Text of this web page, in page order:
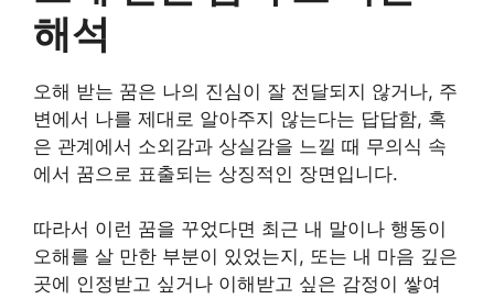
해석
오해 받는 꿈은 나의 진심이 잘 전달되지 않거나, 주
변에서 나를 제대로 알아주지 않는다는 답답함, 혹
은 관계에서 소외감과 상실감을 느낄 때 무의식 속
에서 꿈으로 표출되는 상징적인 장면입니다.
따라서 이런 꿈을 꾸었다면 최근 내 말이나 행동이
오해를 살 만한 부분이 있었는지, 또는 내 마음 깊은
곳에 인정받고 싶거나 이해받고 싶은 감정이 쌓여